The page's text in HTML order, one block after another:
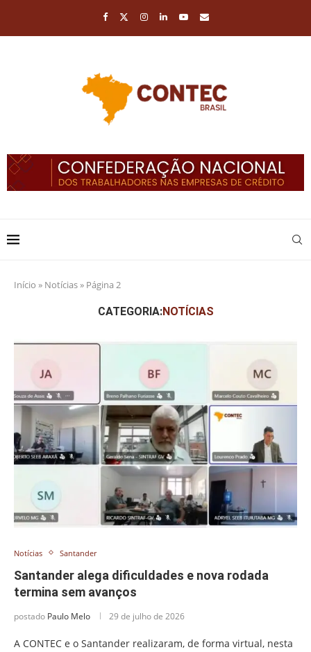
Início » Notícias» Página 2
CATEGORIA:NOTÍCIAS
Notícias Santander
Santander alega dificuldades e nova rodada
termina sem avanços
postado Paulo Melo 29 de julho de 2026
A CONTEC e o Santander realizaram, de forma virtual, nesta